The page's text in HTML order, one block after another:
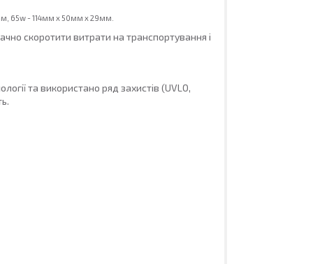
65w - 114мм х 50мм x 29мм.
скоротити витрати на транспортування і
та використано ряд захистів (UVLO,